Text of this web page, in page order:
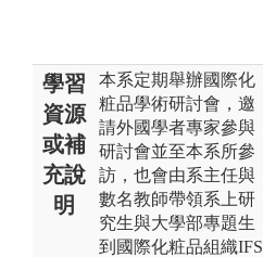
學習
資源
或補
充說
明
本系定期舉辦國際化
粧品學術研討會，邀
請外國學者專家參與
研討會並至本系所參
訪，也會由系主任與
數名教師帶領系上研
究生與大學部專題生
到國際化粧品組織IFS